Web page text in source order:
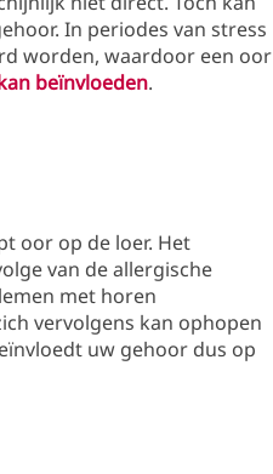
In periodes van stress
worden, waardoor een oor
beïnvloeden.
oor op de loer. Het
van de allergische
met horen
vervolgens kan ophopen
uw gehoor dus op